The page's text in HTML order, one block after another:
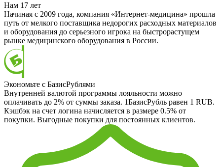
Нам 17 лет
Начиная с 2009 года, компания «Интернет-медицина» прошла
путь от мелкого поставщика недорогих расходных материалов
и оборудования до серьезного игрока на быстрорастущем
рынке медицинского оборудования в России.
Экономьте с БазисРублями
Внутренней валютой программы лояльности можно
оплачивать до 2% от суммы заказа. 1БазисРубль равен 1 RUB.
Кэшбэк на счет логина начисляется в размере 0.5% от
покупки. Выгодные покупки для постоянных клиентов.